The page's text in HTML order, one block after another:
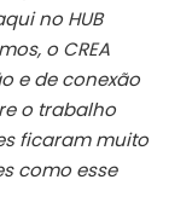
no HUB
o CREA
e de conexão
o trabalho
ficaram muito
como esse